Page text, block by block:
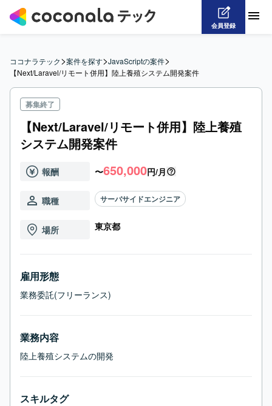
会員登録
ココナラテック>案件を探す>JavaScriptの案件>
【Next/Laravel/リモート併用】陸上養殖システム開発案件
募集終了
【Next/Laravel/リモート併用】陸上養殖
システム開発案件
報酬 〜650,000円/月
職種 サーバサイドエンジニア
場所 東京都
雇用形態
業務委託(フリーランス)
業務内容
陸上養殖システムの開発
スキルタグ